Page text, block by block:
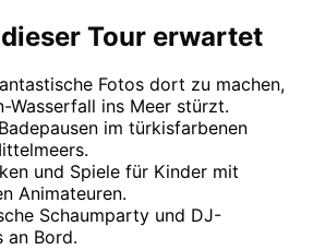
Tour erwartet
Fotos dort zu machen,
Wasserfall ins Meer stürzt.
im türkisfarbenen
und Spiele für Kinder mit
Animateuren.
Schaumparty und DJ-
an Bord.